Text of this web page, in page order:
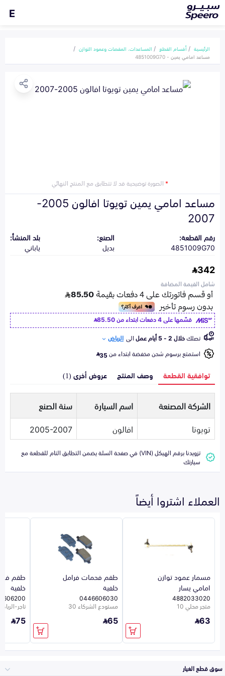
E
الرئيسية أقسام القطع
المساعدات، المقصات وعمود التوازن
مساعد امامي يمين - 4851009G70
*الصورة توضيحية قد لا تتطابق مع المنتج النهائي
مساعد امامي يمين تويوتا افالون 2005-
2007
رقم القطعة:
4851009G70
الصنع:
بديل
بلد المنشأ:
ياباني
342
شامل القيمة المضافة
قسّمها على 4 دفعات ابتداء من
85.50
تصلكخلال 2 - 5 أيام عمل الى الرياض
استمتع برسوم شحن مخفضة ابتداء من35
توافقية القطعة وصف المنتج عروض أخرى (1)
الشركة المصنعة اسم السيارة
سنة الصنع
تويوتا
افالون 2005-2007
تزويدنا برقم الهيكل (VIN) في صفحة السلة يضمن التطابق التام للقطعة مع
سيارتك
العملاء اشتروا أيضاً
مسمار عمود توازن
امامي يسار
4882033020
متجر محلي 10
63
طقم فحمات فرامل
خلفية
0446606030
مستودع الشركاء 30
65
طقم
خلفية
تاجر-الرياض-
75
سوق قطع الغيار